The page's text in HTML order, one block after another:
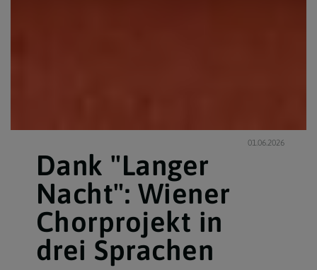
01.06.2026
Dank "Langer
Nacht": Wiener
Chorprojekt in
drei Sprachen